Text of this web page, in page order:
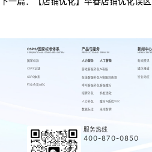
CSPS/国家标准体系
CSPS/NATIONAL STANDARD SYSTEM
国家标准
CSPS认证
CSPS体系
行业会议AIEC
产品与服务
PRODUCTS AND SERVICES
人力服务
游戏客服外包
在线客服外包
呼叫客服外包
招聘外包
人力外包
数据标注
人工智能
AI客服
AI客服训练场
客服魔方
蚂蚁绩效
魔方AI质检VOC
来呗智聘
新闻中心
NEWS CENTER
新闻资讯
媒体报道
行业动态
服务热线
400-870-0850